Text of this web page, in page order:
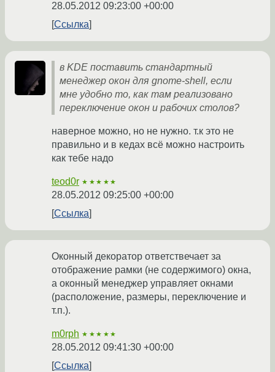
28.05.2012 09:23:00 +00:00
Ссылка
в KDE поставить стандартный
менеджер окон для gnome-shell, если
мне удобно то, как там реализовано
переключение окон и рабочих столов?
наверное можно, но не нужно. т.к это не
правильно и в кедах всё можно настроить
как тебе надо
teod0r ★★★★★
28.05.2012 09:25:00 +00:00
Ссылка
Оконный декоратор ответствечает за
отображение рамки (не содержимого) окна,
а оконный менеджер управляет окнами
(расположение, размеры, переключение и
т.п.).
m0rph ★★★★★
28.05.2012 09:41:30 +00:00
Ссылка